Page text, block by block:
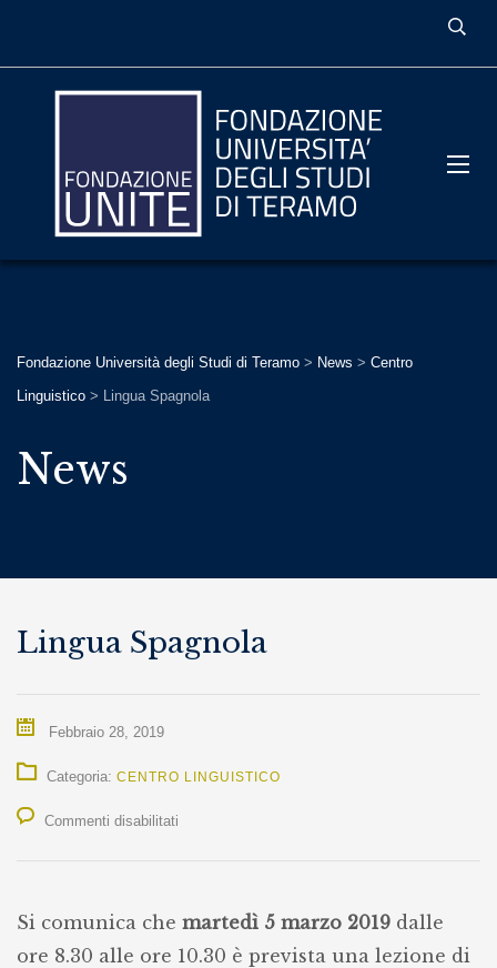
Fondazione Università degli Studi di Teramo > News > Centro
Linguistico > Lingua Spagnola
News
Lingua Spagnola
Febbraio 28, 2019
Categoria: CENTRO LINGUISTICO
Commenti disabilitati
Si comunica che martedì 5 marzo 2019 dalle
ore 8.30 alle ore 10.30 è prevista una lezione di